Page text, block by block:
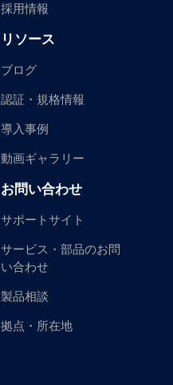
採用情報
リソース
ブログ
認証・規格情報
導入事例
動画ギャラリー
お問い合わせ
サポートサイト
サービス・部品のお問
い合わせ
製品相談
拠点・所在地